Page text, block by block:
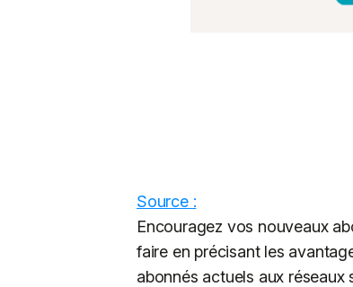
Source :
Encouragez vos nouveaux
faire en précisant les
abonnés actuels aux réseaux